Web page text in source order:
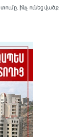
ինչ ունեցվածք